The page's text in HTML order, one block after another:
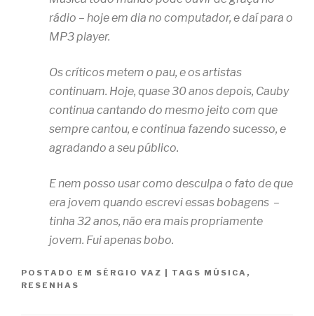
rádio – hoje em dia no computador, e daí para o
MP3 player.
Os críticos metem o pau, e os artistas
continuam. Hoje, quase 30 anos depois, Cauby
continua cantando do mesmo jeito com que
sempre cantou, e continua fazendo sucesso, e
agradando a seu público.
E nem posso usar como desculpa o fato de que
era jovem quando escrevi essas bobagens –
tinha 32 anos, não era mais propriamente
jovem. Fui apenas bobo.
POSTADO EM SÉRGIO VAZ | TAGS MÚSICA ,
RESENHAS